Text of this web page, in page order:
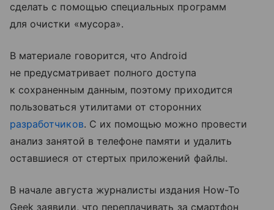
сделать с помощью специальных программ
для очистки «мусора».
В материале говорится, что Android
не предусматривает полного доступа
к сохраненным данным, поэтому приходится
пользоваться утилитами от сторонних
разработчиков. С их помощью можно провести
анализ занятой в телефоне памяти и удалить
оставшиеся от стертых приложений файлы.
В начале августа журналисты издания How-To
Geek заявили, что переплачивать за смартфон